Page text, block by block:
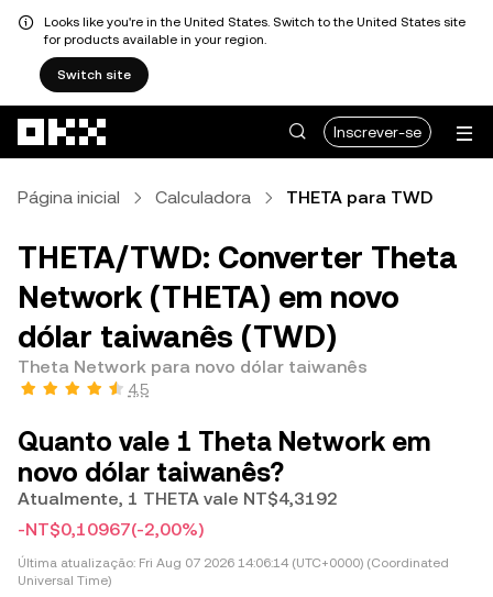
Looks like you're in the United States. Switch to the United States site
for products available in your region.
Switch site
Inscrever-se
Página inicial Calculadora THETA para TWD
THETA/TWD: Converter Theta
Network (THETA) em novo
dólar taiwanês (TWD)
Theta Network para novo dólar taiwanês
4,5
Quanto vale 1 Theta Network em
novo dólar taiwanês?
Atualmente, 1 THETA vale NT$4,3192
-NT$0,10967(-2,00%)
Última atualização: Fri Aug 07 2026 14:06:14 (UTC+0000) (Coordinated
Universal Time)